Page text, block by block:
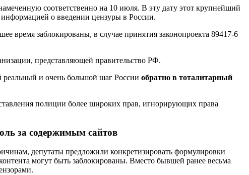
соответственно на 10 июля. В эту дату этот крупнейший
о введении цензуры в России.
время заблокированы, в случае принятия законопроекта 89417-6
представляющей правительство РФ.
реальный и очень большой шаг России обратно в тоталитарный
полиции более широких прав, игнорирующих права
за содержимым сайтов
депутаты предложили конкретизировать формулировки
могут быть заблокированы. Вместо бывшей ранее весьма